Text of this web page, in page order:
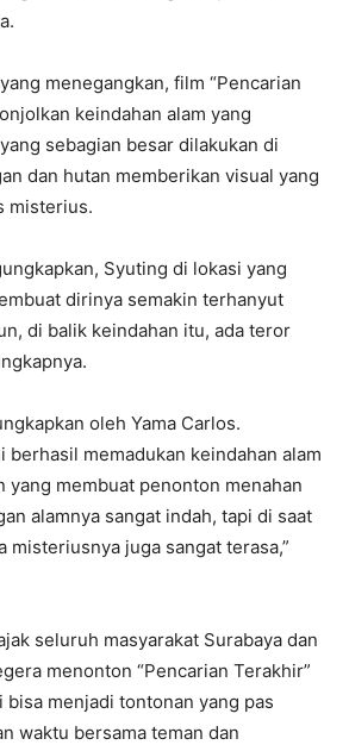
menegangkan, film “Pencarian
keindahan alam yang
sebagian besar dilakukan di
dan hutan memberikan visual yang
misterius.
Syuting di lokasi yang
dirinya semakin terhanyut
di balik keindahan itu, ada teror
oleh Yama Carlos.
berhasil memadukan keindahan alam
yang membuat penonton menahan
alamnya sangat indah, tapi di saat
misteriusnya juga sangat terasa,”
seluruh masyarakat Surabaya dan
menonton “Pencarian Terakhir”
bisa menjadi tontonan yang pas
waktu bersama teman dan